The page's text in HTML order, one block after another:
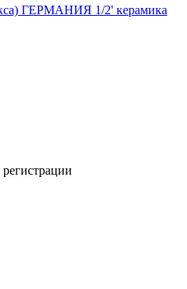
ГЕРМАНИЯ 1/2' керамика